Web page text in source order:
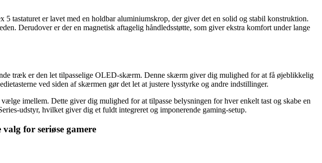
tastaturet er lavet med en holdbar aluminiumskrop, der giver det en solid og stabil konstruktion.
Derudover er der en magnetisk aftagelig håndledsstøtte, som giver ekstra komfort under lange
træk er den let tilpasselige OLED-skærm. Denne skærm giver dig mulighed for at få øjeblikkelig
ved siden af skærmen gør det let at justere lysstyrke og andre indstillinger.
imellem. Dette giver dig mulighed for at tilpasse belysningen for hver enkelt tast og skabe en
udstyr, hvilket giver dig et fuldt integreret og imponerende gaming-setup.
for seriøse gamere